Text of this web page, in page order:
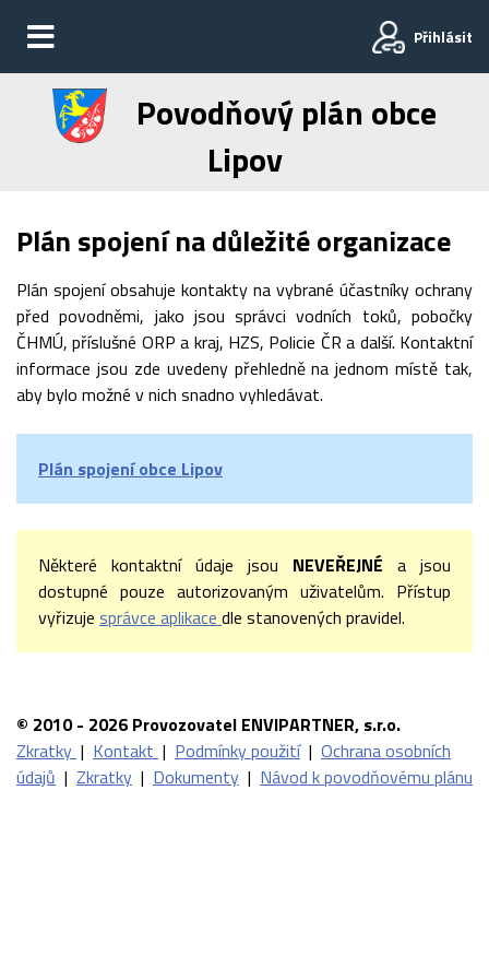
Přihlásit
Povodňový plán obce
Lipov
Plán spojení na důležité organizace
Plán spojení obsahuje kontakty na vybrané účastníky ochrany
před povodněmi, jako jsou správci vodních toků, pobočky
ČHMÚ, příslušné ORP a kraj, HZS, Policie ČR a další. Kontaktní
informace jsou zde uvedeny přehledně na jednom místě tak,
aby bylo možné v nich snadno vyhledávat.
Plán spojení obce Lipov
Některé kontaktní údaje jsou NEVEŘEJNÉ a jsou
dostupné pouze autorizovaným uživatelům. Přístup
vyřizuje správce aplikace dle stanovených pravidel.
© 2010 - 2026 Provozovatel ENVIPARTNER, s.r.o.
Zkratky | Kontakt | Podmínky použití | Ochrana osobních
údajů | Zkratky | Dokumenty | Návod k povodňovému plánu